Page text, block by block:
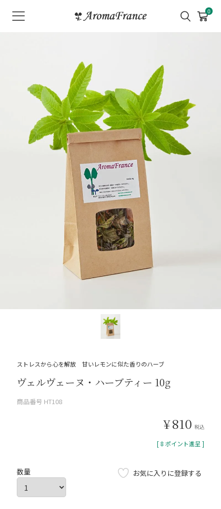
メ
ニ
0
ストレスから心を解放 甘いレモンに似た香りのハーブ
ヴェルヴェーヌ・ハーブティー 10g
商品番号 HT108
¥810 税込
[ 8 ポイント進呈 ]
お気に入りに登録する